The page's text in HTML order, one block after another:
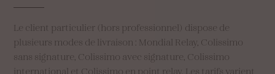
Le client particulier (hors professionnel) dispose de
plusieurs modes de livraison : Mondial Relay, Colissimo
sans signature, Colissimo avec signature, Colissimo
international et Colissimo en point relay. Les tarifs varient